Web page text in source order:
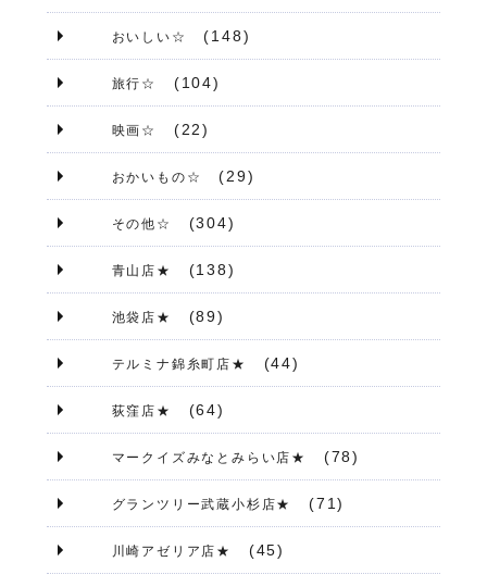
おいしい☆ (148)
旅行☆ (104)
映画☆ (22)
おかいもの☆ (29)
その他☆ (304)
青山店★ (138)
池袋店★ (89)
テルミナ錦糸町店★ (44)
荻窪店★ (64)
マークイズみなとみらい店★ (78)
グランツリー武蔵小杉店★ (71)
川崎アゼリア店★ (45)